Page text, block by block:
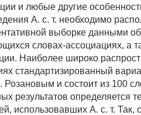
и любые другие
А. с. т. необходимо
выборке данными
словах-ассоциациях, а
Наиболее широко
стандартизированный
Розановым и состоит из 100
результатов определяется
использовавших А. с. т. Так,